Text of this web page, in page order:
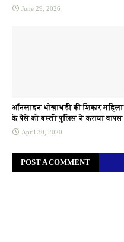
June 29, 2026
ऑनलाइन धोखाधड़ी की शिकार महिला
के पैसे को बस्ती पुलिस ने कराया वापस
April 30, 2020
POST A COMMENT